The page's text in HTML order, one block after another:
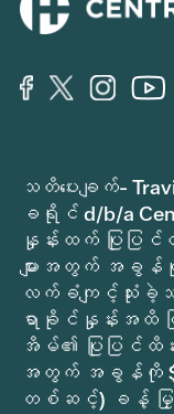
သတိပေးချက်-
ခရိုင် d/b/a
နှုန်းထက် ပြုပ
များအတွက် အခွ
လက်ခံကျင့်သုံးခဲ့
ရာခိုင်နှုန်းအထိ
အိမ်၏ ပြုပြင်ထိ
အတွက် အခွန်ကို
တစ်ဆင့်) ခန့်